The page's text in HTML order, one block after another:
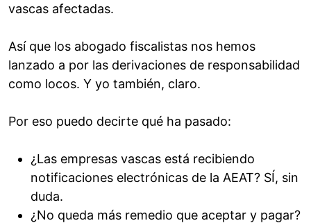
vascas afectadas.
Así que los abogado fiscalistas nos hemos
lanzado a por las derivaciones de responsabilidad
como locos. Y yo también, claro.
Por eso puedo decirte qué ha pasado:
¿Las empresas vascas está recibiendo
notificaciones electrónicas de la AEAT? SÍ, sin
duda.
¿No queda más remedio que aceptar y pagar?